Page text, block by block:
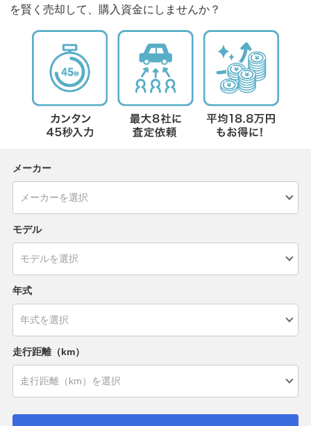
を賢く売却して、購入資金にしませんか？
メーカー
モデル
年式
走行距離（km）